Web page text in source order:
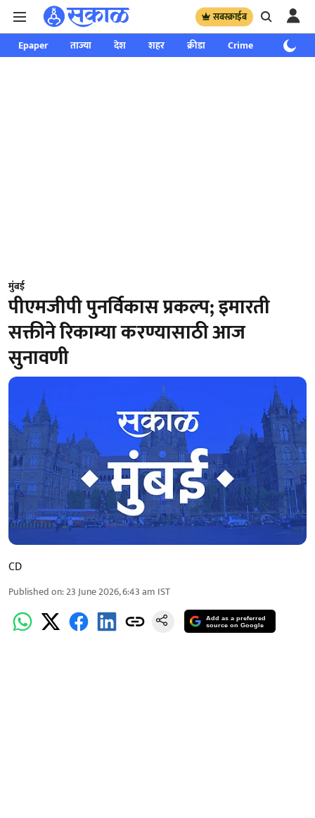
सबस्क्राईब
Epaper ताज्या देश शहर क्रीडा Crime साप्ताहिक
मुंबई
पीएमजीपी पुनर्विकास प्रकल्प; इमारती
सक्तीने रिकाम्या करण्यासाठी आज
सुनावणी
CD
Published on:23 June 2026, 6:43 am IST
Add as a preferred
source on Google